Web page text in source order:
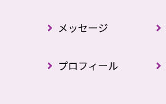
メッセージ
プロフィール